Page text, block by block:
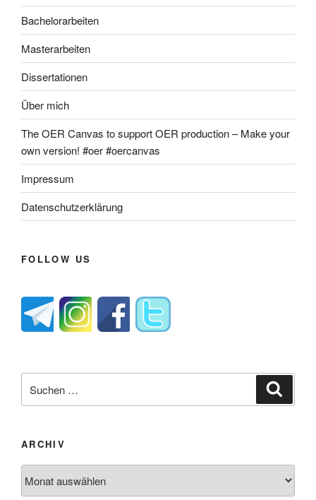
Bachelorarbeiten
Masterarbeiten
Dissertationen
Über mich
The OER Canvas to support OER production – Make your
own version! #oer #oercanvas
Impressum
Datenschutzerklärung
FOLLOW US
nach:
ARCHIV